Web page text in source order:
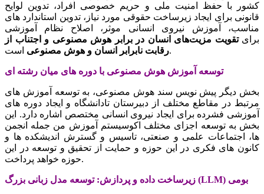
کشور با حفظ امنیت ملی و حریم خصوصی افراد، تدوین لوایح
قانونی برای ایجاد زیرساخت حقوقی مورد نیاز، تدوین استاندارد های
مناسب، آموزش نیروی انسانی موثر، اصلاح نظام آموزشی
برایتقویت مزیت‌های انسان در برابر هوش مصنوعی و اجتناب از
رقابت نابرابر انسان و هوش مصنوعیاست.
توسعه آموزش هوش مصنوعی با دوره های میان رشته ای
بخش دیگر پیش نویس سند هوش مصنوعی، به توسعه آموزش های
مرتبط در مقاطع مختلف از دبیرستان تادانشگاه و ایجاد دوره های
آموزشی فشرده برای ایجاد نیروی انسانی مختصص اشاره دارد. این
بخش به توسعه اجزای مختلف اکوسیستم آموزش من جمله انجمن
ها، اجتماعات علمی و صنعتی، تاسیس و گسترش اندیشکده ها و
کانون های فکری در این حوزه و حمایت از تحقیق و توسعه در این
حوزه خواهد پرداخت.
زیرساخت داده و پردازش: توسعه مدل زبانی بزرگ (LLM) بومی